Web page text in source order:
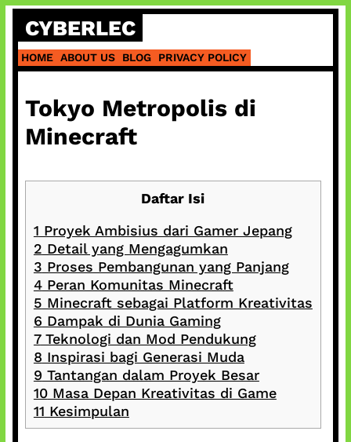
Skip
content
CYBERLEC
HOME ABOUT US BLOG PRIVACY POLICY
Tokyo Metropolis di
Minecraft
Daftar Isi
1 Proyek Ambisius dari Gamer Jepang
2 Detail yang Mengagumkan
3 Proses Pembangunan yang Panjang
4Peran Komunitas Minecraft
5 Minecraft sebagai Platform Kreativitas
6 Dampak di Dunia Gaming
7Teknologi dan Mod Pendukung
8 Inspirasi bagi Generasi Muda
9 Tantangan dalam Proyek Besar
10Masa Depan Kreativitas di Game
11 Kesimpulan